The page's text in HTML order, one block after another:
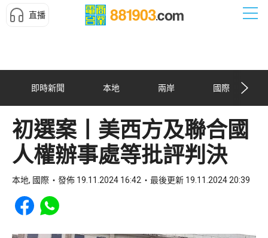
直播
即時新聞 本地 兩岸 國際
初選案丨美西方及聯合國
人權辦事處等批評判決
本地, 國際 發佈 19.11.2024 16:42 最後更新 19.11.2024 20:39
Share to Facebook
Share to WhatsApp